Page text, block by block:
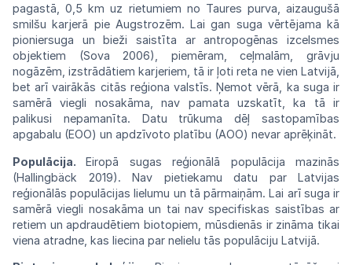
pagastā, 0,5 km uz rietumiem no Taures purva, aizaugušā
smilšu karjerā pie Augstrozēm. Lai gan suga vērtējama kā
pioniersuga un bieži saistīta ar antropogēnas izcelsmes
objektiem (Sova 2006), piemēram, ceļmalām, grāvju
nogāzēm, izstrādātiem karjeriem, tā ir ļoti reta ne vien Latvijā,
bet arī vairākās citās reģiona valstīs. Ņemot vērā, ka suga ir
samērā viegli nosakāma, nav pamata uzskatīt, ka tā ir
palikusi nepamanīta. Datu trūkuma dēļ sastopamības
apgabalu (EOO) un apdzīvoto platību (AOO) nevar aprēķināt.
Populācija.
Eiropā sugas reģionālā populācija mazinās
(Hallingbäck 2019). Nav pietiekamu datu par Latvijas
reģionālās populācijas lielumu un tā pārmaiņām. Lai arī suga ir
samērā viegli nosakāma un tai nav specifiskas saistības ar
retiem un apdraudētiem biotopiem, mūsdienās ir zināma tikai
viena atradne, kas liecina par nelielu tās populāciju Latvijā.